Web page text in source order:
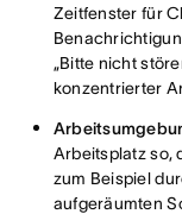
Zeitfenster für
„Bitte nicht
konzentrierter
Arbeitsplatz so,
zum Beispiel
aufgeräumten